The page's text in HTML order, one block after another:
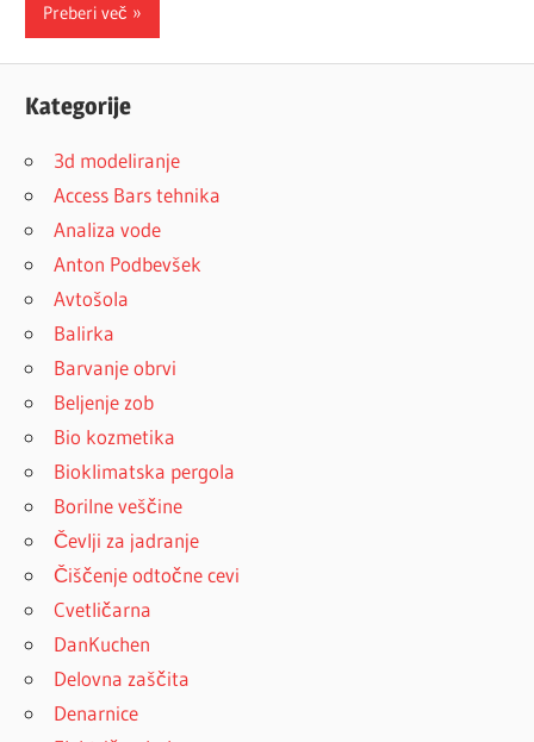
Preberi več
Kategorije
3d modeliranje
Access Bars tehnika
Analiza vode
Anton Podbevšek
Avtošola
Balirka
Barvanje obrvi
Beljenje zob
Bio kozmetika
Bioklimatska pergola
Borilne veščine
Čevlji za jadranje
Čiščenje odtočne cevi
Cvetličarna
DanKuchen
Delovna zaščita
Denarnice